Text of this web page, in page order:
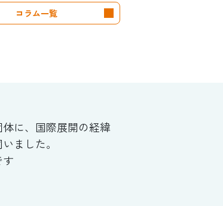
を「説明できる成
ラブは「社会実装」
コラム一覧
に、国際展開の経緯
ました。